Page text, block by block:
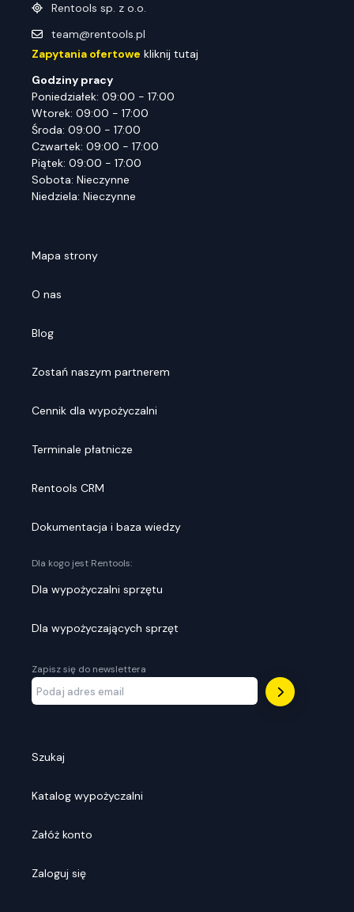
Rentools sp. z o.o.
team@rentools.pl
Zapytania ofertowe kliknij tutaj
Godziny pracy
Poniedziałek: 09:00 - 17:00
Wtorek: 09:00 - 17:00
Środa: 09:00 - 17:00
Czwartek: 09:00 - 17:00
Piątek: 09:00 - 17:00
Sobota: Nieczynne
Niedziela: Nieczynne
Mapa strony
O nas
Blog
Zostań naszym partnerem
Cennik dla wypożyczalni
Terminale płatnicze
Rentools CRM
Dokumentacja i baza wiedzy
Dla kogo jest Rentools:
Dla wypożyczalni sprzętu
Dla wypożyczających sprzęt
Zapisz się do newslettera
Szukaj
Katalog wypożyczalni
Załóż konto
Zaloguj się